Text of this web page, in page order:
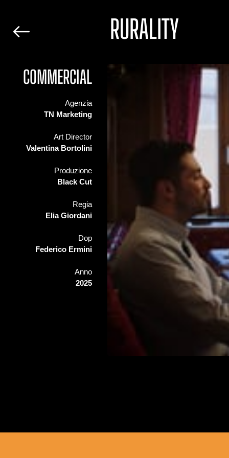
RURALITY
COMMERCIAL
Agenzia
TN Marketing
Art Director
Valentina Bortolini
Produzione
Black Cut
Regia
Elia Giordani
Dop
Federico Ermini
Anno
2025